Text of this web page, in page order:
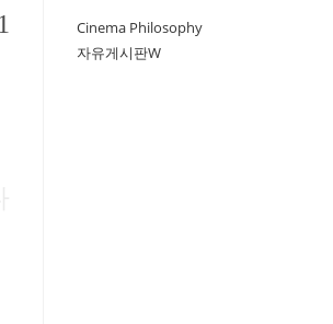
Cinema Philosophy
자유게시판W